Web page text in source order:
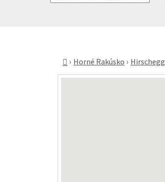
Horné Rakúsko Hirschegg